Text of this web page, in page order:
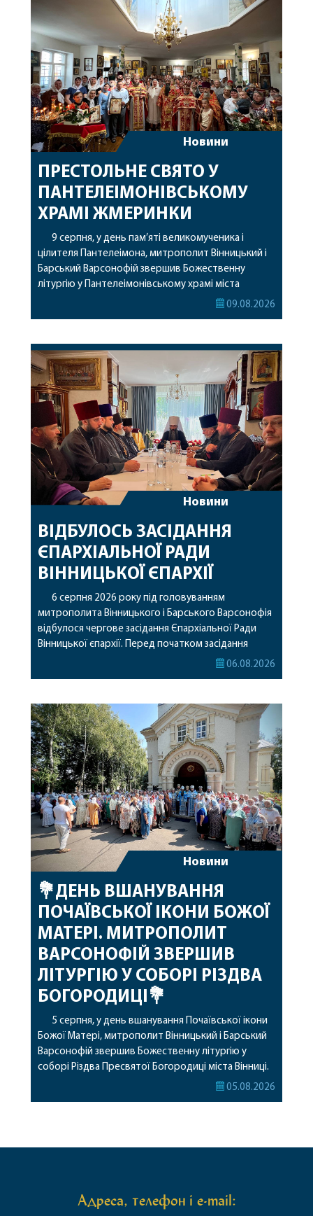
Новини
ПРЕСТОЛЬНЕ СВЯТО У
ПАНТЕЛЕІМОНІВСЬКОМУ
ХРАМІ ЖМЕРИНКИ
9 серпня, у день пам’яті великомученика і
цілителя Пантелеімона, митрополит Вінницький і
Барський Варсонофій звершив Божественну
літургію у Пантелеімонівському храмі міста
Жмеринки. Перед початком богослужіння
часткою її святих мощей. Митрополиту
Варсонофію співслужили секретар єпархії
архімандрит Єнох (Торак), благочинний
Жмеринського округу протоієрей Ярослав
Коромчевський, клірики […]
09.08.2026
Новини
ВІДБУЛОСЬ ЗАСІДАННЯ
ЄПАРХІАЛЬНОЇ РАДИ
ВІННИЦЬКОЇ ЄПАРХІЇ
6 серпня 2026 року під головуванням
митрополита Вінницького і Барського Варсонофія
відбулося чергове засідання Єпархіальної Ради
Вінницької єпархії. Перед початком засідання
секретар Єпархіальної Ради від імені членів Ради
побажавши йому міцного здоров’я, Божої
допомоги, миру, духовної радості та
благословенних успіхів у подальшому
архіпастирському служінні. […]
06.08.2026
Новини
💐ДЕНЬ ВШАНУВАННЯ
ПОЧАЇВСЬКОЇ ІКОНИ БОЖОЇ
МАТЕРІ. МИТРОПОЛИТ
ВАРСОНОФІЙ ЗВЕРШИВ
ЛІТУРГІЮ У СОБОРІ РІЗДВА
БОГОРОДИЦІ💐
5 серпня, у день вшанування Почаївської ікони
Божої Матері, митрополит Вінницький і Барський
Варсонофій звершив Божественну літургію у
соборі Різдва Пресвятої Богородиці міста Вінниці.
Його Високопреосвященству співслужили05.08.2026
Адреса, телефон і e-mail: